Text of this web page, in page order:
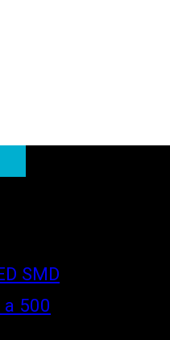
SMD
a 500